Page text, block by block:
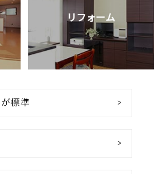
リフォーム